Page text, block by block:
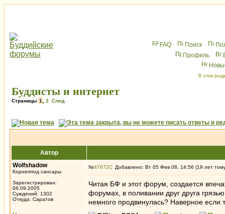
FAQ Поиск
Профиль
В этом
Буддисты и интернет
Страницы 1 2 След.
Автор
Wolfshadow
Корнеплод сансары
Зарегистрирован:
06.09.2005
Суждений: 1302
Откуда: Саратов
№47672 Добавлено: Вт 05 Фев 08, 14:56 (19 лет
Читая БФ и этот форум, создается
форумах, в поливании друг друга
немного продвинулась? Наверное если